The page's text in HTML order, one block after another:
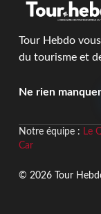
Tour Hebdo
du tourisme et
Ne rien manquer
Notre équipe : Le
Car
© 2026 Tour